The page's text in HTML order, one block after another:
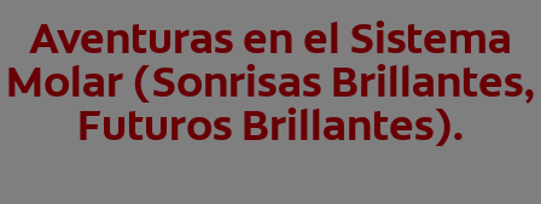
Aventuras en el Sistema
Molar (Sonrisas Brillantes,
Futuros Brillantes).